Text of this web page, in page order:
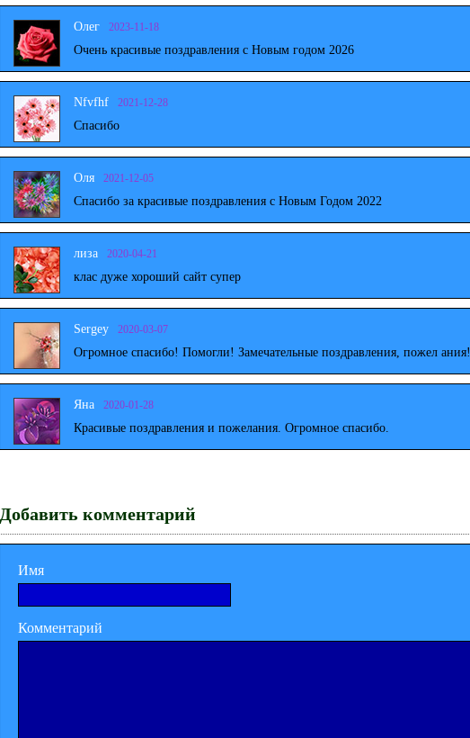
Олег 2023-11-18
Очень красивые поздравления с Новым годом 2026
Nfvfhf 2021-12-28
Спасибо
Оля 2021-12-05
Спасибо за красивые поздравления с Новым Годом 2022
лиза 2020-04-21
клас дуже хороший сайт супер
Sergey 2020-03-07
Огромное спасибо! Помогли! Замечательные поздравления, пожел ания!
Яна 2020-01-28
Красивые поздравления и пожелания. Огромное спасибо.
Добавить комментарий
Имя
Комментарий